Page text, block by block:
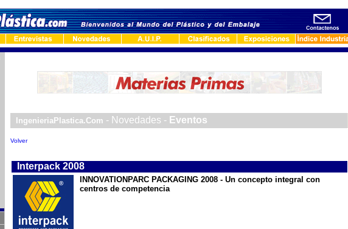
IngenieriaPlastica.Com - Novedades - Eventos
Volver
Interpack 2008
INNOVATIONPARC PACKAGING 2008 - Un concepto integral con
centros de competencia